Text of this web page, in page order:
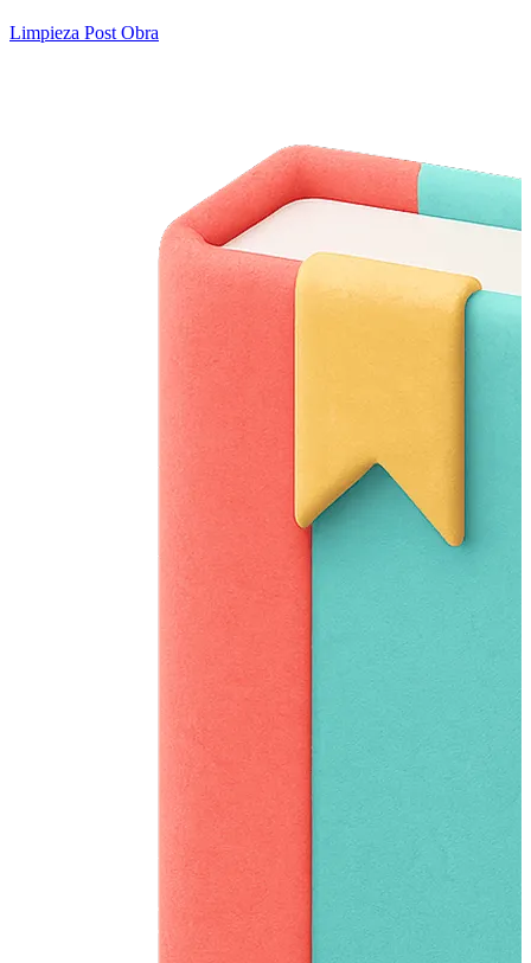
Limpieza Post Obra